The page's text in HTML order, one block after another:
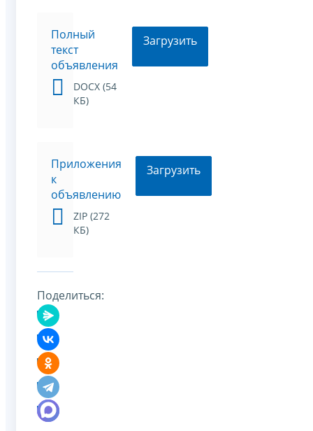
Полный
текст
объявления
DOCX (54
КБ)
Загрузить
Приложения
к
объявлению
ZIP (272
КБ)
Загрузить
Поделиться: